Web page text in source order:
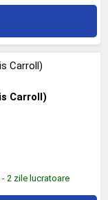
Carroll)
2 zile lucratoare